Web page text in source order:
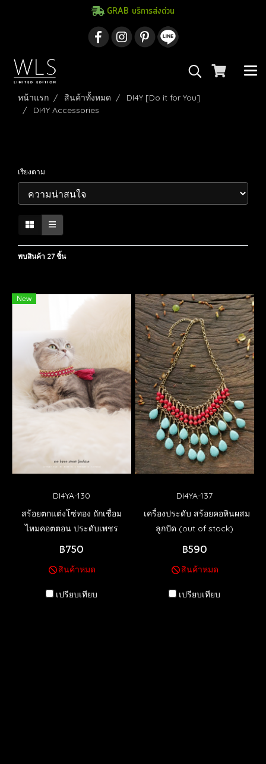
GRAB บริการส่งด่วน
หน้าแรก สินค้าทั้งหมด
DI4Y [Do it for You]
DI4Y Accessories
เรียงตาม
พบสินค้า 27 ชิ้น
New
DI4YA-130
สร้อยตกแต่งโซ่ทอง ถักเชื่อม
ไหมคอตตอน ประดับเพชร
เทียม งาน handmade พร้อม
฿750
สินค้าหมด
เปรียบเทียบ
DI4YA-137
เครื่องประดับ สร้อยคอหินผสม
ลูกปัด (out of stock)
฿590
สินค้าหมด
เปรียบเทียบ